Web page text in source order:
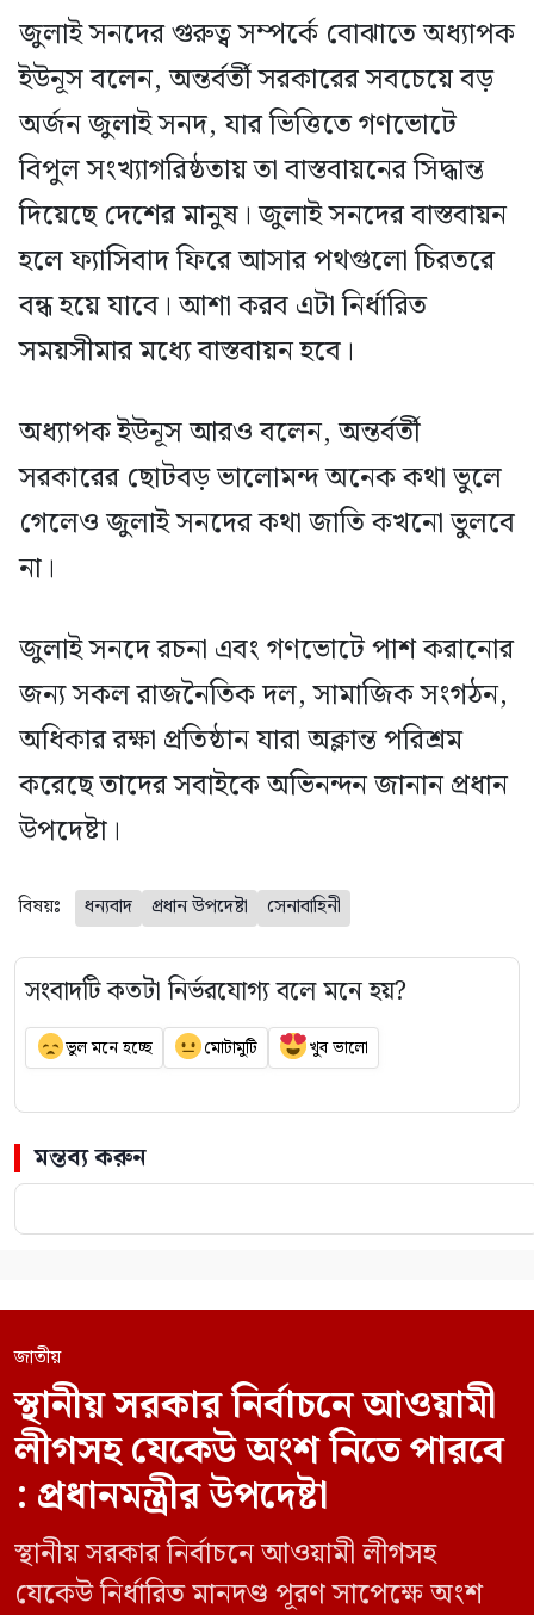
জুলাই সনদের গুরুত্ব সম্পর্কে বোঝাতে অধ্যাপক
ইউনূস বলেন, অন্তর্বর্তী সরকারের সবচেয়ে বড়
অর্জন জুলাই সনদ, যার ভিত্তিতে গণভোটে
বিপুল সংখ্যাগরিষ্ঠতায় তা বাস্তবায়নের সিদ্ধান্ত
দিয়েছে দেশের মানুষ। জুলাই সনদের বাস্তবায়ন
হলে ফ্যাসিবাদ ফিরে আসার পথগুলো চিরতরে
বন্ধ হয়ে যাবে। আশা করব এটা নির্ধারিত
সময়সীমার মধ্যে বাস্তবায়ন হবে।
অধ্যাপক ইউনূস আরও বলেন, অন্তর্বর্তী
সরকারের ছোটবড় ভালোমন্দ অনেক কথা ভুলে
গেলেও জুলাই সনদের কথা জাতি কখনো ভুলবে
না।
জুলাই সনদে রচনা এবং গণভোটে পাশ করানোর
জন্য সকল রাজনৈতিক দল, সামাজিক সংগঠন,
অধিকার রক্ষা প্রতিষ্ঠান যারা অক্লান্ত পরিশ্রম
করেছে তাদের সবাইকে অভিনন্দন জানান প্রধান
উপদেষ্টা।
বিষয়ঃ ধন্যবাদ প্রধান উপদেষ্টা সেনাবাহিনী
সংবাদটি কতটা নির্ভরযোগ্য বলে মনে হয়?
ভুল মনে হচ্ছে মোটামুটি খুব ভালো
মন্তব্য করুন
জাতীয়
স্থানীয় সরকার নির্বাচনে আওয়ামী
লীগসহ যেকেউ অংশ নিতে পারবে
: প্রধানমন্ত্রীর উপদেষ্টা
স্থানীয় সরকার নির্বাচনে আওয়ামী লীগসহ
যেকেউ নির্ধারিত মানদণ্ড পূরণ সাপেক্ষে অংশ